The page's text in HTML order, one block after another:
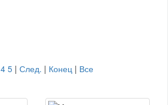
4 5 | След. | Конец | Все